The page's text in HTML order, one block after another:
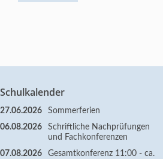
Schulkalender
27.06.2026
Sommerferien
06.08.2026
Schriftliche Nachprüfungen
und Fachkonferenzen
07.08.2026
Gesamtkonferenz 11:00 - ca.